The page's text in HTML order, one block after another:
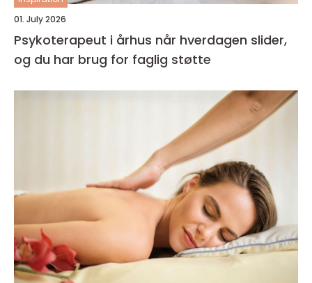
01. July 2026
Psykoterapeut i århus når hverdagen slider,
og du har brug for faglig støtte